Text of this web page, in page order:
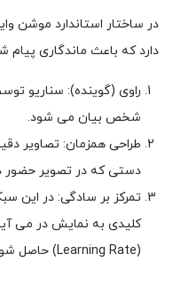
در ساختار استاندارد موشن
دارد که باعث ماندگاری
راوی (گوینده): سناریو
شخص بیان می شود.
طراحی همزمان: تصاویر
دستی که در تصویر حضور
تمرکز بر سادگی: در این
کلیدی به نمایش در می
(Learning Rate) حاصل شود.